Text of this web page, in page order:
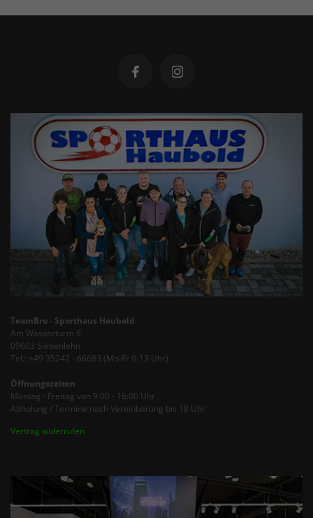
TeamBro - Sporthaus Haubold
Am Wasserturm 6
09603 Siebenlehn
Tel.: +49 35242 - 66683 (Mo-Fr 9-13 Uhr)
Öffnungszeiten
Montag - Freitag von 9:00 - 16:00 Uhr
Abholung / Termine nach Vereinbarung bis 18 Uhr
Vertrag widerrufen